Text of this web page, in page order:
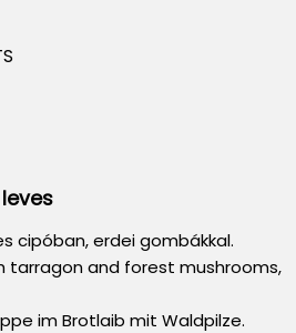
cipóban, erdei gombákkal.
tarragon and forest mushrooms,
im Brotlaib mit Waldpilze.